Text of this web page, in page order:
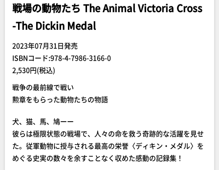
戦場の動物たち The Animal Victoria Cross
-The Dickin Medal
2023年07月31日発売
ISBNコード:978-4-7986-3166-0
2,530円(税込)
戦争の最前線で戦い
勲章をもらった動物たちの物語
犬、猫、馬、鳩ーー
彼らは極限状態の戦場で、人々の命を救う奇跡的な活躍を見せ
た。従軍動物に授与される最高の栄誉〈ディキン・メダル〉を
めぐる史実の数々を余すことなく収めた感動の記録集！